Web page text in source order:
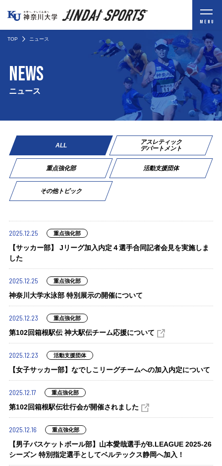
MENU
TOP ニュース
NEWS
ニュース
ALL
アスレティック
デパートメント
重点強化部 活動支援団体
その他トピック
2025.12.25 重点強化部
【サッカー部】 Jリーグ加入内定４選手合同記者会見を実施しま
した
2025.12.25 重点強化部
神奈川大学水泳部 特別展示の開催について
2025.12.23 重点強化部
第102回箱根駅伝 神大駅伝チーム応援について
2025.12.23 活動支援団体
【女子サッカー部】なでしこリーグチームへの加入内定について
2025.12.17 重点強化部
第102回箱根駅伝壮行会が開催されました
2025.12.16 重点強化部
【男子バスケットボール部】山本愛哉選手がB.LEAGUE 2025-26
シーズン 特別指定選手としてベルテックス静岡へ加入！